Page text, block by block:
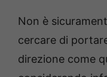
Non è
cercare di
direzione come